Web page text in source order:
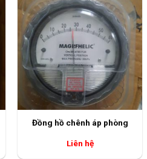
Đồng hồ chênh áp phòng
Liên hệ